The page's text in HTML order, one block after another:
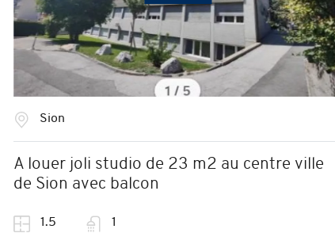
Sion
A louer joli studio de 23 m2 au centre ville
de Sion avec balcon
1.5 1